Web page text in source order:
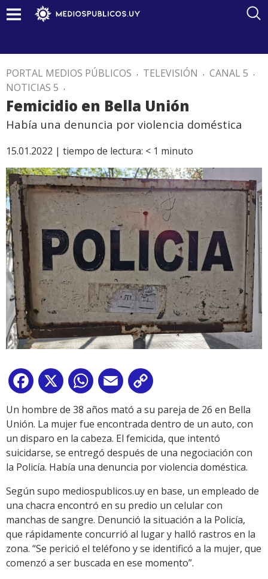
PORTAL MEDIOS PÚBLICOS . TELEVISIÓN . CANAL 5 .
NOTICIAS 5 .
Femicidio en Bella Unión
Había una denuncia por violencia doméstica
15.01.2022 | tiempo de lectura: < 1 minuto
Facebook
X WhatsApp
Email
Link
Un hombre de 38 años mató a su pareja de 26 en Bella
Unión. La mujer fue encontrada dentro de un auto, con
un disparo en la cabeza. El femicida, que intentó
suicidarse, se entregó después de una negociación con
la Policía. Había una denuncia por violencia doméstica.
Según supo mediospublicos.uy en base, un empleado de
una chacra encontró en su predio un celular con
manchas de sangre. Denunció la situación a la Policía,
que rápidamente concurrió al lugar y halló rastros en la
zona. “Se perició el teléfono y se identificó a la mujer, que
comenzó a ser buscada en ese momento”.